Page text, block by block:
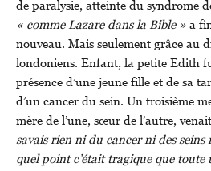
de paralysie, atteinte du syndrome
« comme Lazare dans la Bible »a
nouveau. Mais seulement grâce au
londoniens. Enfant, la petite Edith
présence d’une jeune fille et de sa
d’un cancer du sein. Un troisième
mère de l’une, sœur de l’autre,
savais rien ni du cancer ni des seins
quel point c’était tragique que